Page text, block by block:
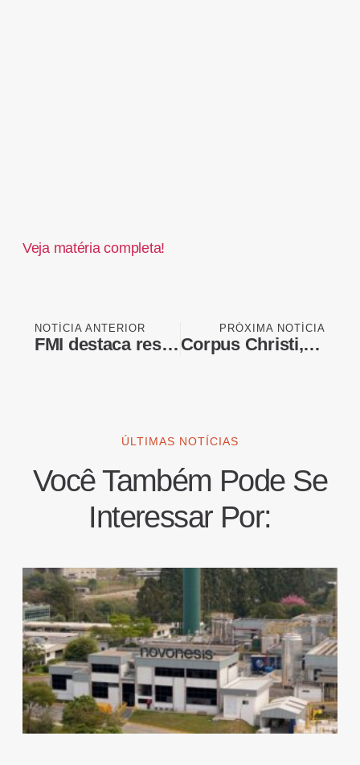
Veja matéria completa!
NOTÍCIA ANTERIOR
FMI destaca resiliência da economia brasileira e projeta PIB de 2,5%
PRÓXIMA NOTÍCIA
Corpus Christi, Parada LGBT+ e Marcha para Jesus na semana: turismo de SP agradece
ÚLTIMAS NOTÍCIAS
Você Também Pode Se
Interessar Por: